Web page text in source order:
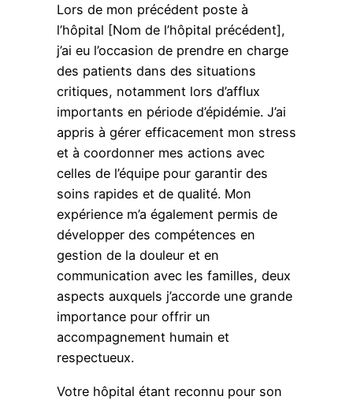
Lors de mon précédent poste à
l’hôpital [Nom de l’hôpital précédent],
j’ai eu l’occasion de prendre en charge
des patients dans des situations
critiques, notamment lors d’afflux
importants en période d’épidémie. J’ai
appris à gérer efficacement mon stress
et à coordonner mes actions avec
celles de l’équipe pour garantir des
soins rapides et de qualité. Mon
expérience m’a également permis de
développer des compétences en
gestion de la douleur et en
communication avec les familles, deux
aspects auxquels j’accorde une grande
importance pour offrir un
accompagnement humain et
respectueux.
Votre hôpital étant reconnu pour son